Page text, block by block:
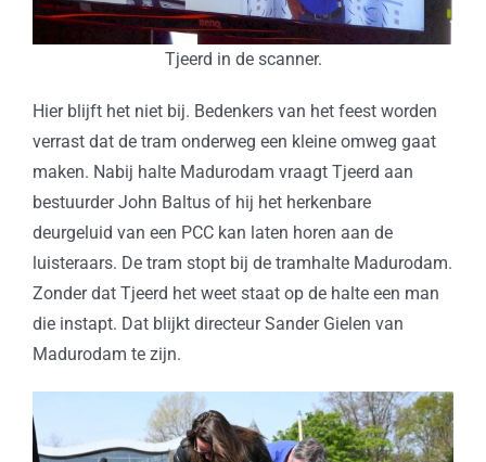
Tjeerd in de scanner.
Hier blijft het niet bij. Bedenkers van het feest worden
verrast dat de tram onderweg een kleine omweg gaat
maken. Nabij halte Madurodam vraagt Tjeerd aan
bestuurder John Baltus of hij het herkenbare
deurgeluid van een PCC kan laten horen aan de
luisteraars. De tram stopt bij de tramhalte Madurodam.
Zonder dat Tjeerd het weet staat op de halte een man
die instapt. Dat blijkt directeur Sander Gielen van
Madurodam te zijn.